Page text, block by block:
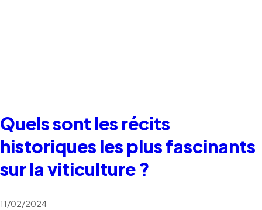
Quels sont les récits
historiques les plus fascinants
sur la viticulture ?
11/02/2024